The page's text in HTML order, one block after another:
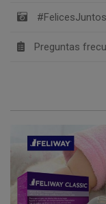
Preguntas